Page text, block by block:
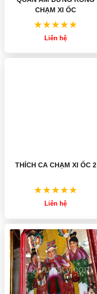
CHẠM XI ỐC
Liên hệ
THÍCH CA CHẠM XI ỐC 2
Liên hệ